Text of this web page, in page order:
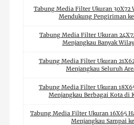
Tabung Media Filter Ukuran 30X72
Mendukung Pengiriman
Tabung Media Filter Ukuran
Menjangkau Banyak
Tabung Media Filter Ukuran
Menjangkau Seluruh
Tabung Media Filter Ukuran
Menjangkau Berbagai Kota di
Tabung Media Filter Ukuran 16X65
Menjangkau Sampai